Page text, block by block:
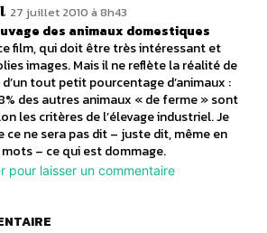
27 juillet 2010 à 8h43
des animaux domestiques
film, qui doit être très intéressant et
images. Mais il ne reflète la réalité de
tout petit pourcentage d’animaux :
des autres animaux « de ferme » sont
les critères de l’élevage industriel. Je
ce ne sera pas dit – juste dit, même en
– ce qui est dommage.
pour laisser un commentaire